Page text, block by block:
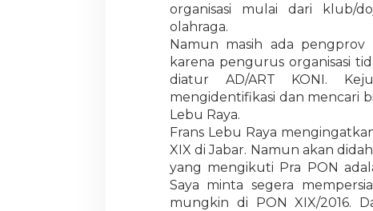
organisasi mulai dari klub/
olahraga.
Namun masih ada
karena pengurus organisasi
diatur AD/ART KONI.
mengidentifikasi dan mencari
Lebu Raya.
Frans Lebu Raya
XIX di Jabar. Namun akan
yang mengikuti Pra PON
Saya minta segera
mungkin di PON XIX/2016.